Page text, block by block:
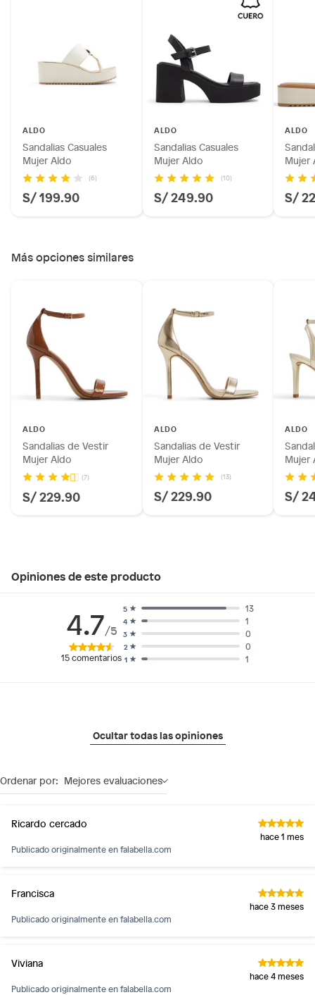
Productos que hayan sido previamente instalados.
Baterías de auto.
Motocicletas y bicicletas motorizadas.
ALDO
Sandalias Casuales
Mujer Aldo
(6)
S/ 199.90
ALDO
Sandalias Casuales
Mujer Aldo
(10)
S/ 249.90
ALDO
Mujer
S/
Más opciones similares
ALDO
Sandalias de Vestir
Mujer Aldo
(7)
S/ 229.90
ALDO
Sandalias de Vestir
Mujer Aldo
(13)
S/ 229.90
ALDO
Mujer
S/
Opiniones de este producto
4.7/5
15comentarios 1 1
2 0
3 0
4 1
5 13
Ocultar todas las opiniones
Ordenar por: Mejores evaluaciones
Ricardo cercado
hace 1 mes
Publicado originalmente enfalabella.com
Francisca
hace 3 meses
Publicado originalmente enfalabella.com
Viviana
hace 4 meses
Publicado originalmente enfalabella.com